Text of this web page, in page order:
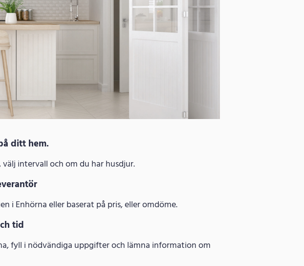
ditt hem.
intervall och om du har husdjur.
i Enhörna eller baserat på pris, eller omdöme.
tid
fyll i nödvändiga uppgifter och lämna information om